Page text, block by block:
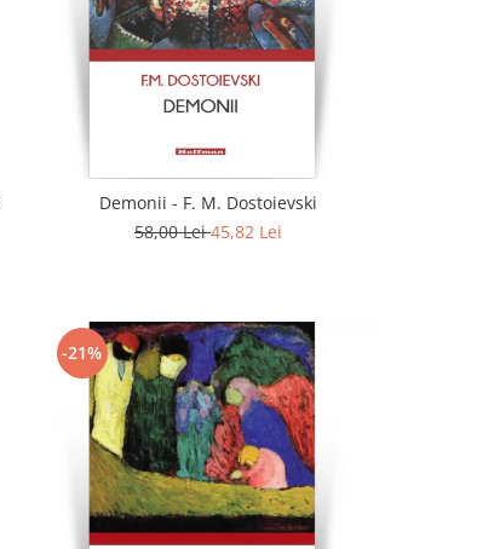
Demonii - F. M. Dostoievski
58,00 Lei45,82 Lei
-21%